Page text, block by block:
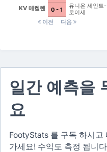
KV 메켈렌 0 - 1
유니온 세인트
로이세
이전
다음
일간 예측을
요
FootyStats 를 구독 하시
가세요! 수익도 측정 됩니